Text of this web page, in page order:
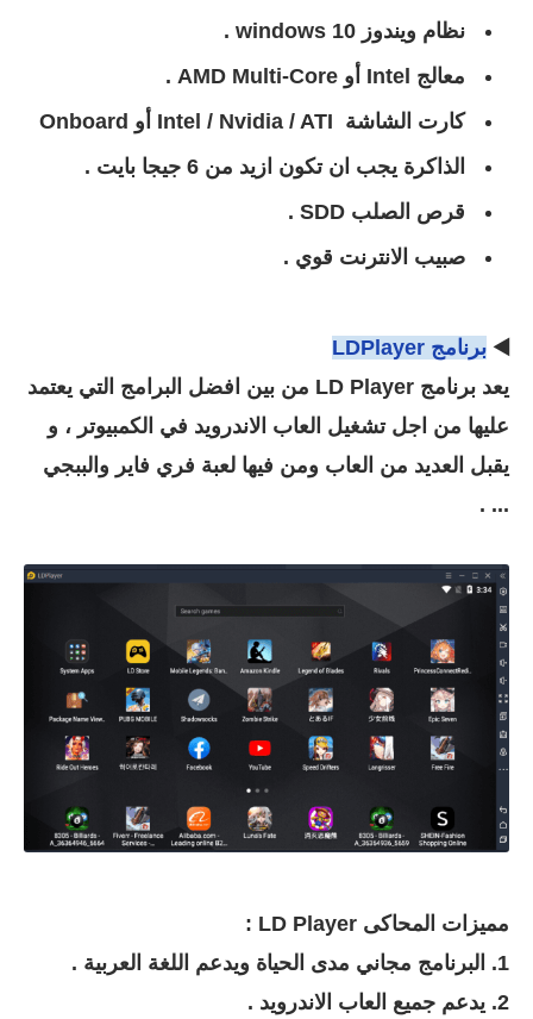
نظام ويندوز 10 windows .
معالج Intel أو AMD Multi-Core .
كارت الشاشة
الذاكرة يجب ان تكون ازيد من 6 جيجا بايت .
قرص الصلب SDD .
صبيب الانترنت قوي .
◀️ برنامج LDPlayer
يعد برنامج LD Player من بين افضل البرامج التي يعتمد
عليها من اجل تشغيل العاب الاندرويد في الكمبيوتر ، و
يقبل العديد من العاب ومن فيها لعبة فري فاير والببجي
... .
مميزات المحاكى LD Player :
1. البرنامج مجاني مدى الحياة ويدعم اللغة العربية .
2. يدعم جميع العاب الاندرويد .